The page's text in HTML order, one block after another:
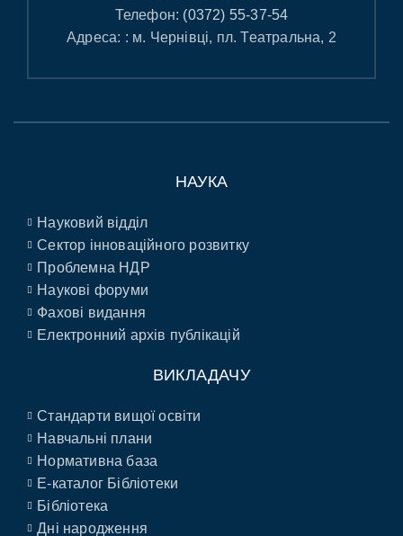
Телефон: (0372) 55-37-54
Адреса: : м. Чернівці, пл. Театральна, 2
НАУКА
Науковий відділ
Сектор інноваційного розвитку
Проблемна НДР
Наукові форуми
Фахові видання
Електронний архів публікацій
ВИКЛАДАЧУ
Стандарти вищої освіти
Навчальні плани
Нормативна база
E-каталог Бібліотеки
Бібліотека
Дні народження